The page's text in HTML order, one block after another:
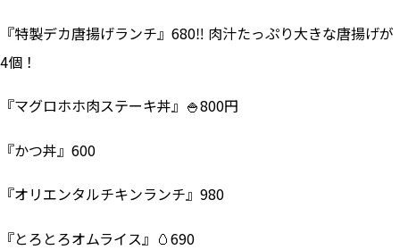
『特製デカ唐揚げランチ』680‼ 肉汁たっぷり大きな唐揚げが
4個！
『マグロホホ肉ステーキ丼』🍚800円
『かつ丼』600
『オリエンタルチキンランチ』980
『とろとろオムライス』🥚690